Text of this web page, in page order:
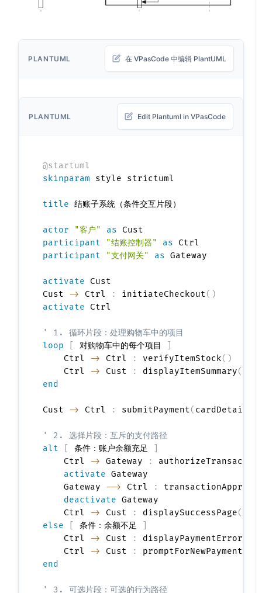
PLANTUML 在 VPasCode 中编辑 PlantUML
PLANTUML Edit Plantuml in VPasCode
@startuml
skinparam style strictuml
title 结账子系统（条件交互片段）
actor "客户" as
participant
"结账控制器" as
participant
"支付网关" as Gateway
activate Cust
Cust -> Ctrl : initiateCheckout( )
activate Ctrl
' 1. 循环片段：处理购物车中的项目
loop
对购物车中的每个项目
    Ctrl
-> Ctrl : verifyItemStock( )
    Ctrl
-> Cust : displayItemSummary(
end
Cust -> Ctrl : submitPayment( cardDetails
' 2. 选择片段：互斥的支付路径
alt
条件：账户余额充足
    Ctrl
-> Gateway :
activate Gateway
    Gateway
--> Ctrl :
deactivate Gateway
    Ctrl
-> Cust : displaySuccessPage(
else
条件：余额不足
    Ctrl
-> Cust : displayPaymentError
    Ctrl
-> Cust :
end
' 3. 可选片段：可选的行为路径